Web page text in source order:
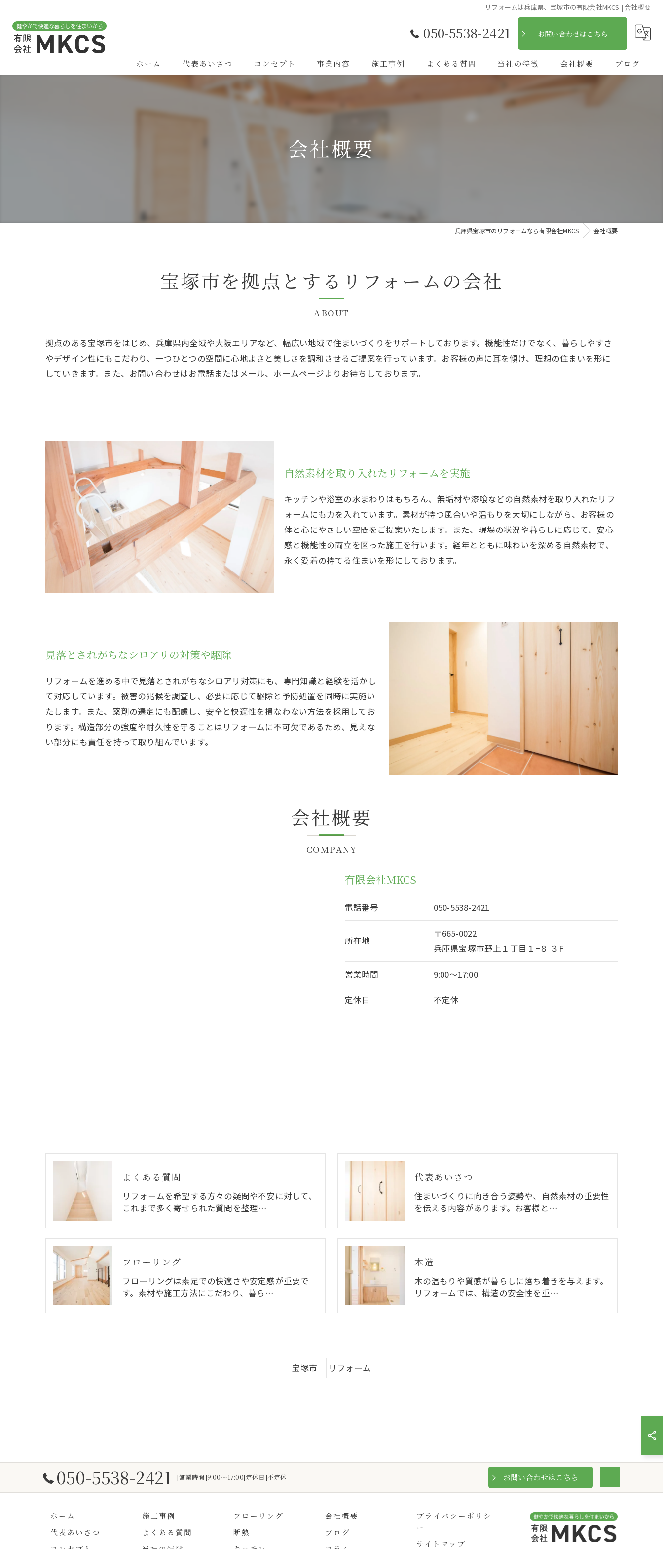
リフォームは兵庫県、宝塚市の有限会社MKCS | 会社概要
050-5538-2421 お問い合わせはこちら
ホーム 代表あいさつ コンセプト 事業内容 施工事例 よくある質問 当社の特徴
自然素材
会社概要 ブログ
会社概要
兵庫県宝塚市のリフォームなら有限会社MKCS 会社概要
宝塚市を拠点とするリフォームの会社
ABOUT
拠点のある宝塚市をはじめ、兵庫県内全域や大阪エリアなど、幅広い地域で住まいづくりをサポートしております。機能性だけでなく、暮らしやすさ
やデザイン性にもこだわり、一つひとつの空間に心地よさと美しさを調和させるご提案を行っています。お客様の声に耳を傾け、理想の住まいを形に
していきます。また、お問い合わせはお電話またはメール、ホームページよりお待ちしております。
自然素材を取り入れたリフォームを実施
キッチンや浴室の水まわりはもちろん、無垢材や漆喰などの自然素材を取り入れたリフ
ォームにも力を入れています。素材が持つ風合いや温もりを大切にしながら、お客様の
体と心にやさしい空間をご提案いたします。また、現場の状況や暮らしに応じて、安心
感と機能性の両立を図った施工を行います。経年とともに味わいを深める自然素材で、
永く愛着の持てる住まいを形にしております。
見落とされがちなシロアリの対策や駆除
リフォームを進める中で見落とされがちなシロアリ対策にも、専門知識と経験を活かし
て対応しています。被害の兆候を調査し、必要に応じて駆除と予防処置を同時に実施い
たします。また、薬剤の選定にも配慮し、安全と快適性を損なわない方法を採用してお
ります。構造部分の強度や耐久性を守ることはリフォームに不可欠であるため、見えな
い部分にも責任を持って取り組んでいます。
会社概要
COMPANY
有限会社MKCS
電話番号 050-5538-2421
所在地
〒665-0022
兵庫県宝塚市野上１丁目１−８ ３F
営業時間 9:00～17:00
定休日 不定休
よくある質問
リフォームを希望する方々の疑問や不安に対して、
これまで多く寄せられた質問を整理…
代表あいさつ
住まいづくりに向き合う姿勢や、自然素材の重要性
を伝える内容があります。お客様と…
フローリング
フローリングは素足での快適さや安定感が重要で
す。素材や施工方法にこだわり、暮ら…
木造
木の温もりや質感が暮らしに落ち着きを与えます。
リフォームでは、構造の安全性を重…
宝塚市 リフォーム
050-5538-2421 [営業時間]9:00～17:00[定休日]不定休 お問い合わせはこちら
ホーム
代表あいさつ
施工事例
よくある質問
フローリング
断熱
会社概要
ブログ
プライバシーポリシ
ー
サイトマップ
お気軽にご相談ください